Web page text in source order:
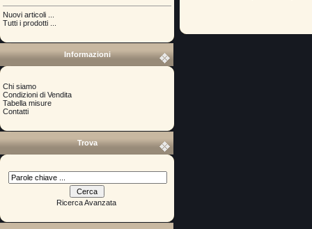
Nuovi articoli ...
Tutti i prodotti ...
Informazioni
Chi siamo
Condizioni di Vendita
Tabella misure
Contatti
Trova
Ricerca Avanzata